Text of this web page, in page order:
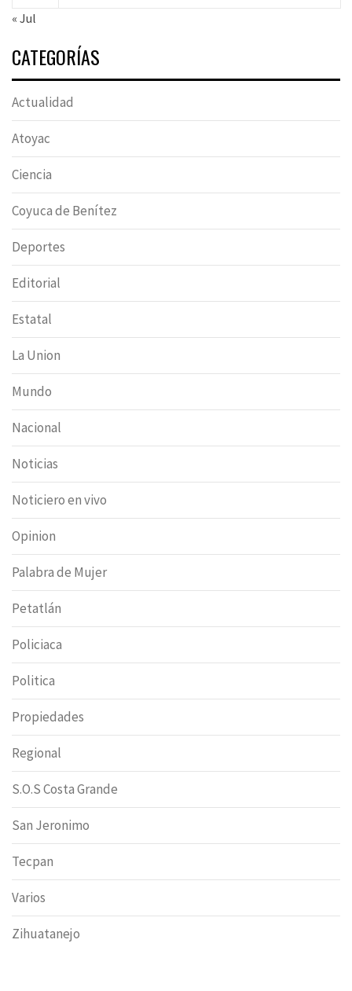
« Jul
CATEGORÍAS
Actualidad
Atoyac
Ciencia
Coyuca de Benítez
Deportes
Editorial
Estatal
La Union
Mundo
Nacional
Noticias
Noticiero en vivo
Opinion
Palabra de Mujer
Petatlán
Policiaca
Politica
Propiedades
Regional
S.O.S Costa Grande
San Jeronimo
Tecpan
Varios
Zihuatanejo